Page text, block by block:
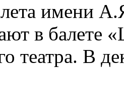
имени
в балете
театра. В